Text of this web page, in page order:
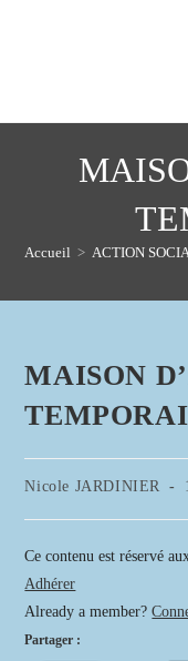
Accueil > ACTION
MAISON
Auteur/autrice
publication :
Nicole JARDINIER
Ce contenu est réservé
Adhérer
Already a member?
Partager :